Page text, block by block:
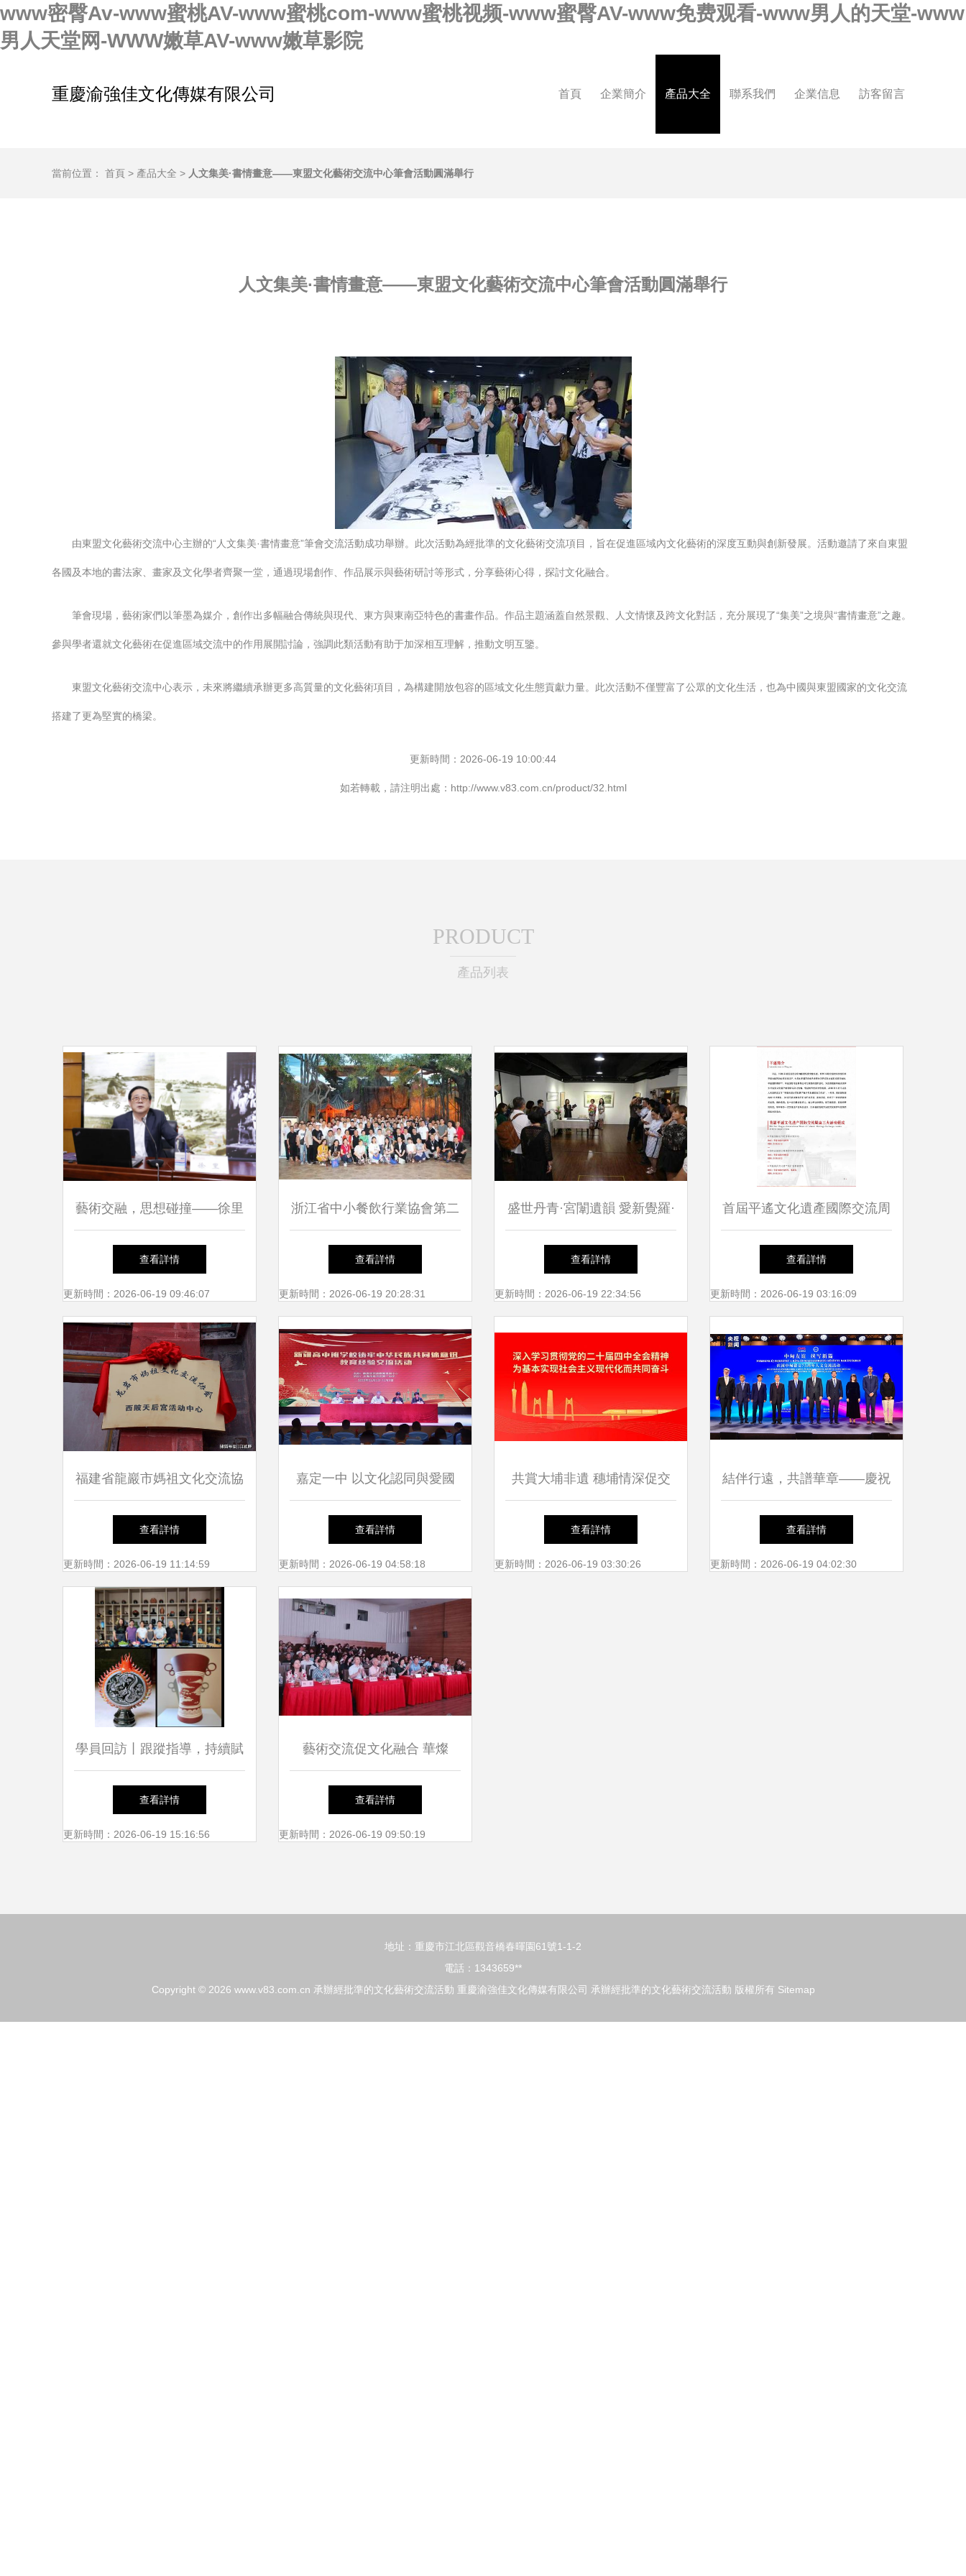
www密臀Av-www蜜桃AV-www蜜桃com-www蜜桃视频-www蜜臀AV-www免费观看-www男人的天堂-www
男人天堂网-WWW嫩草AV-www嫩草影院
重慶渝強佳文化傳媒有限公司 首頁 企業簡介 產品大全 聯系我們 企業信息 訪客留言
當前位置： 首頁 > 產品大全 > 人文集美·書情畫意——東盟文化藝術交流中心筆會活動圓滿舉行
人文集美·書情畫意——東盟文化藝術交流中心筆會活動圓滿舉行
由東盟文化藝術交流中心主辦的“人文集美·書情畫意”筆會交流活動成功舉辦。此次活動為經批準的文化藝術交流項目，旨在促進區域內文化藝術的深度互動與創新發展。活動邀請了來自東盟
各國及本地的書法家、畫家及文化學者齊聚一堂，通過現場創作、作品展示與藝術研討等形式，分享藝術心得，探討文化融合。
筆會現場，藝術家們以筆墨為媒介，創作出多幅融合傳統與現代、東方與東南亞特色的書畫作品。作品主題涵蓋自然景觀、人文情懷及跨文化對話，充分展現了“集美”之境與“書情畫意”之趣。
參與學者還就文化藝術在促進區域交流中的作用展開討論，強調此類活動有助于加深相互理解，推動文明互鑒。
東盟文化藝術交流中心表示，未來將繼續承辦更多高質量的文化藝術項目，為構建開放包容的區域文化生態貢獻力量。此次活動不僅豐富了公眾的文化生活，也為中國與東盟國家的文化交流
搭建了更為堅實的橋梁。
更新時間：2026-06-19 10:00:44
如若轉載，請注明出處：http://www.v83.com.cn/product/32.html
PRODUCT
產品列表
藝術交融，思想碰撞——徐里
受邀赴天津美術學院油畫系開
展學術交流
查看詳情
更新時間：2026-06-19 09:46:07
浙江省中小餐飲行業協會第二
期游學交流活動圓滿成功，助
力行業高質量發展
查看詳情
更新時間：2026-06-19 20:28:31
盛世丹青·宮闈遺韻 愛新覺羅·
文嘉與恒錦香港宮廷畫展盛大
啟幕
查看詳情
更新時間：2026-06-19 22:34:56
首屆平遙文化遺產國際交流周
活動手冊
查看詳情
更新時間：2026-06-19 03:16:09
福建省龍巖市媽祖文化交流協
會西陂天后宮活動中心正式揭
牌，開啟文化藝術交流新篇章
查看詳情
更新時間：2026-06-19 11:14:59
嘉定一中 以文化認同與愛國
情懷為基，鑄牢中華民族共同
體意識——新疆高中班學校經
驗交流活動紀實
查看詳情
更新時間：2026-06-19 04:58:18
共賞大埔非遺 穗埔情深促交
流——廣東漢樂專場惠民音樂
會圓滿舉辦
查看詳情
更新時間：2026-06-19 03:30:26
結伴行遠，共譜華章——慶祝
中匈建交75周年人文交流活動
在布達佩斯成功舉辦
查看詳情
更新時間：2026-06-19 04:02:30
學員回訪丨跟蹤指導，持續賦
能，助力非遺傳承之路行穩致
遠
查看詳情
更新時間：2026-06-19 15:16:56
藝術交流促文化融合 華燦
·2024滬臺兩地青年文化藝術
交流會成功舉行
查看詳情
更新時間：2026-06-19 09:50:19
地址：重慶市江北區觀音橋春暉園61號1-1-2
電話：1343659**
Copyright © 2026 www.v83.com.cn 承辦經批準的文化藝術交流活動 重慶渝強佳文化傳媒有限公司 承辦經批準的文化藝術交流活動 版權所有 Sitemap